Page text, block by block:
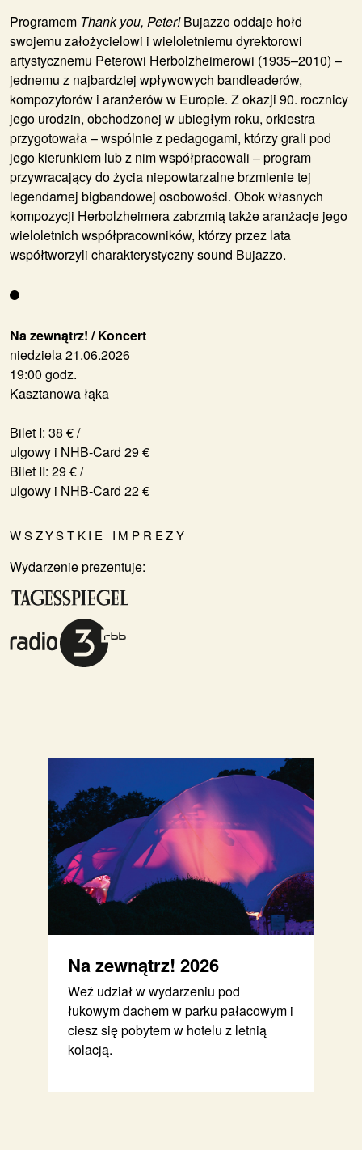
Na zewnątrz! / Koncert
niedziela 21.06.2026
19:00 godz.
Kasztanowa łąka
Bilet I: 38 € /
ulgowy i NHB-Card 29 €
Bilet II: 29 € /
ulgowy i NHB-Card 22 €
WSZYSTKIE IMPREZY
Wydarzenie prezentuje:
Programem Thank you, Peter!Bujazzo oddaje hołd
swojemu założycielowi i wieloletniemu dyrektorowi
artystycznemu Peterowi Herbolzheimerowi (1935–2010) –
jednemu z najbardziej wpływowych bandleaderów,
kompozytorów i aranżerów w Europie. Z okazji 90. rocznicy
jego urodzin, obchodzonej w ubiegłym roku, orkiestra
przygotowała – wspólnie z pedagogami, którzy grali pod
jego kierunkiem lub z nim współpracowali – program
przywracający do życia niepowtarzalne brzmienie tej
legendarnej bigbandowej osobowości. Obok własnych
kompozycji Herbolzheimera zabrzmią także aranżacje jego
wieloletnich współpracowników, którzy przez lata
współtworzyli charakterystyczny sound Bujazzo.
Na zewnątrz! 2026
Weź udział w wydarzeniu pod
łukowym dachem w parku pałacowym i
ciesz się pobytem w hotelu z letnią
kolacją.